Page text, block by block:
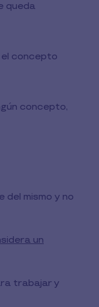
queda
el concepto
concepto,
del mismo y no
un
trabajar y